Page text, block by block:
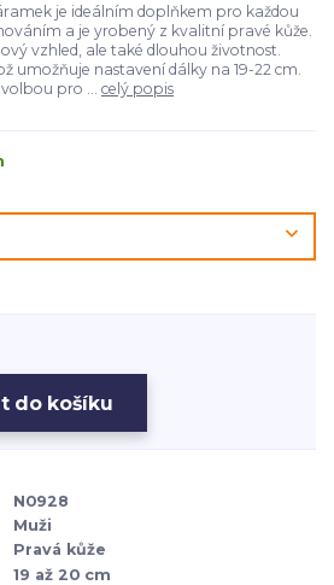
je ideálním doplňkem pro každou
a je yrobený z kvalitní pravé kůže.
vzhled, ale také dlouhou životnost.
umožňuje nastavení dálky na 19-22 cm.
pro ... celý popis
do košíku
N0928
Muži
Pravá kůže
19 až 20 cm